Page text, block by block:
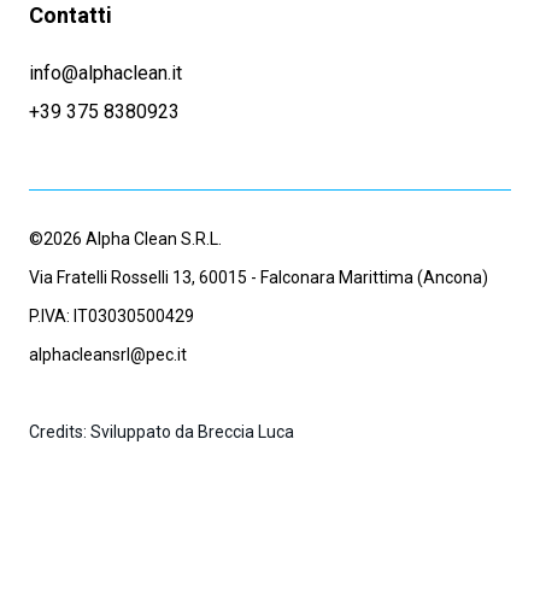
Contatti
info@alphaclean.it
+39 375 8380923
©2026 Alpha Clean S.R.L.
Via Fratelli Rosselli 13, 60015 - Falconara Marittima (Ancona)
P.IVA: IT03030500429
alphacleansrl@pec.it
Credits: Sviluppato da Breccia Luca